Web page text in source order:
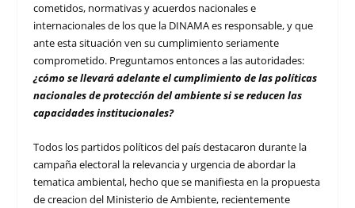
cometidos, normativas y acuerdos nacionales e
internacionales de los que la DINAMA es responsable, y que
ante esta situación ven su cumplimiento seriamente
comprometido. Preguntamos entonces a las autoridades:
¿cómo se llevará adelante el cumplimiento de las políticas
nacionales de protección del ambiente si se reducen las
capacidades institucionales?
Todos los partidos políticos del país destacaron durante la
campaña electoral la relevancia y urgencia de abordar la
tematica ambiental, hecho que se manifiesta en la propuesta
de creacion del Ministerio de Ambiente, recientemente